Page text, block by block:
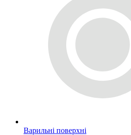
Варильні поверхні